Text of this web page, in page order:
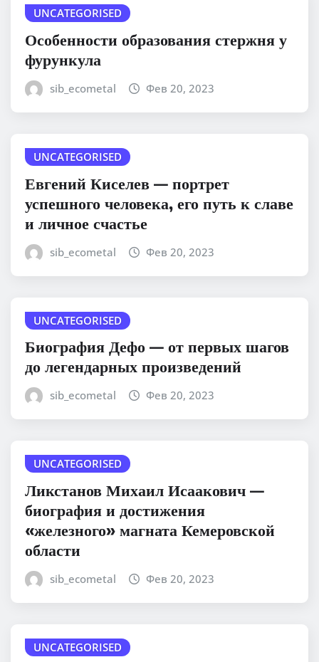
UNCATEGORISED
Особенности образования стержня у
фурункула
sib_ecometal Фев 20, 2023
UNCATEGORISED
Евгений Киселев — портрет
успешного человека, его путь к славе
и личное счастье
sib_ecometal Фев 20, 2023
UNCATEGORISED
Биография Дефо — от первых шагов
до легендарных произведений
sib_ecometal Фев 20, 2023
UNCATEGORISED
Ликстанов Михаил Исаакович —
биография и достижения
«железного» магната Кемеровской
области
sib_ecometal Фев 20, 2023
UNCATEGORISED